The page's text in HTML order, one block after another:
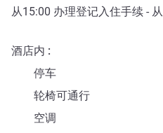
从15:00 办理登记入住手续 - 从
酒店内
停车
轮椅可通行
空调